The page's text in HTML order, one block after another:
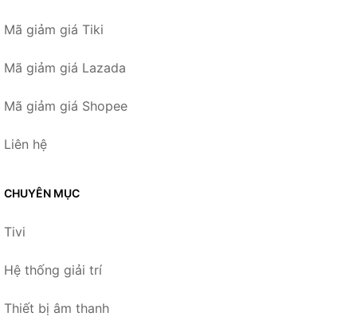
Mã giảm giá Tiki
Mã giảm giá Lazada
Mã giảm giá Shopee
Liên hệ
CHUYÊN MỤC
Tivi
Hệ thống giải trí
Thiết bị âm thanh